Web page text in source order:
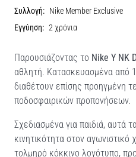
Συλλογή: Nike Member Exclusive
Εγγύηση: 2 χρόνια
Παρουσιάζοντας το Nike Y NK
αθλητή. Κατασκευασμένα από
διαθέτουν επίσης προηγμένη
ποδοσφαιρικών προπονήσεων.
Σχεδιασμένα για παιδιά, αυτά
κινητικότητα στον
τολμηρό κόκκινο λογότυπο,